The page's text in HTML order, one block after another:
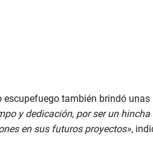
escupefuego también brindó
y dedicación, por ser un
en sus futuros proyectos»,